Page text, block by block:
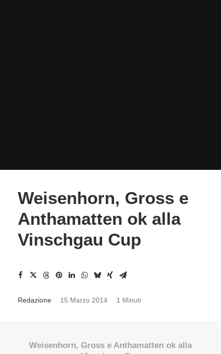
Weisenhorn, Gross e
Anthamatten ok alla
Vinschgau Cup
Redazione 15 Marzo 2014 1 Minuti
Weisenhorn, Gross e Anthamatten ok alla